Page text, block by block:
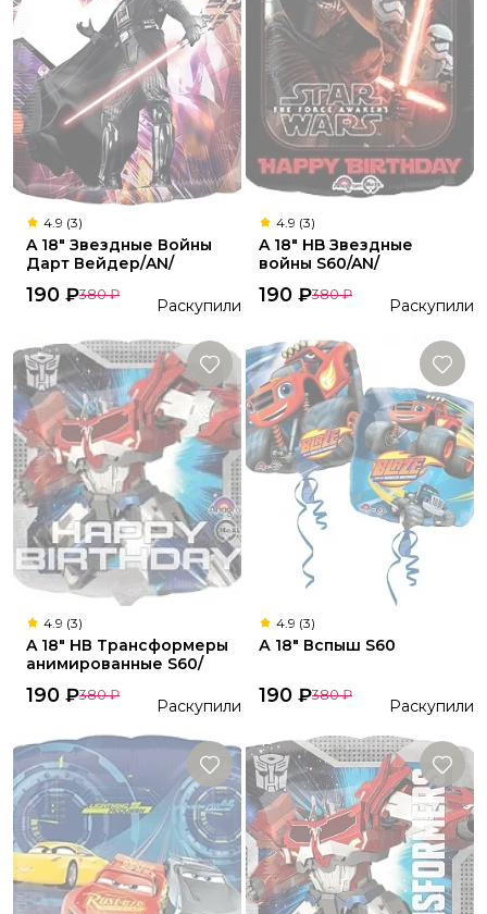
4.9 (3)
A 18" Звездные Войны
Дарт Вейдер/AN/
190 ₽380 ₽
Раскупили
4.9 (3)
A 18" HB Звездные
войны S60/AN/
190 ₽380 ₽
Раскупили
4.9 (3)
A 18" HВ Трансформеры
анимированные S60/
190 ₽380 ₽
Раскупили
4.9 (3)
А 18" Вспыш S60
190 ₽380 ₽
Раскупили